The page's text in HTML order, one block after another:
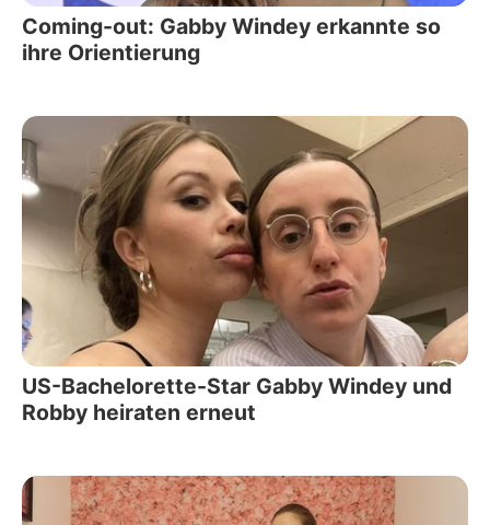
Coming-out: Gabby Windey erkannte so
ihre Orientierung
US-Bachelorette-Star Gabby Windey und
Robby heiraten erneut